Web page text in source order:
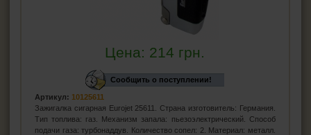
Цена: 214 грн.
Сообщить о поступлении!
Артикул: 10125611
Зажигалка сигарная Eurojet 25611. Страна изготовитель: Германия.
Тип топлива: газ. Механизм запала: пьезоэлектрический. Способ
подачи газа: турбонаддув. Количество сопел: 2. Материал: металл.
ПЕПЕЛЬНИЦЫ
HEADSHOP (ХЭДШОП)
КАЛЬЯНЫ И ВСЁ ДЛЯ НИХ